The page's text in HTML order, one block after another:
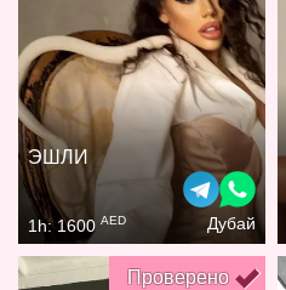
ЭШЛИ
1h: 1600 AED Дубай
Проверено